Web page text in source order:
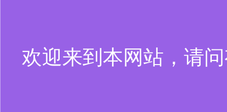
欢迎来到本网站，请